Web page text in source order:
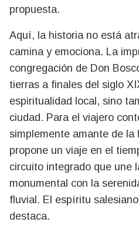
propuesta.
Aquí, la historia no está
camina y emociona. La
congregación de Don
tierras a finales del siglo
espiritualidad local, sino
ciudad. Para el viajero
simplemente amante de la
propone un viaje en el
circuito integrado que une
monumental con la
fluvial. El espíritu
destaca.